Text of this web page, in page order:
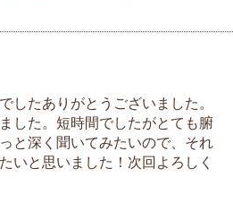
したありがとうございました。
した。短時間でしたがとても腑
と深く聞いてみたいので、それ
いと思いました！次回よろしく